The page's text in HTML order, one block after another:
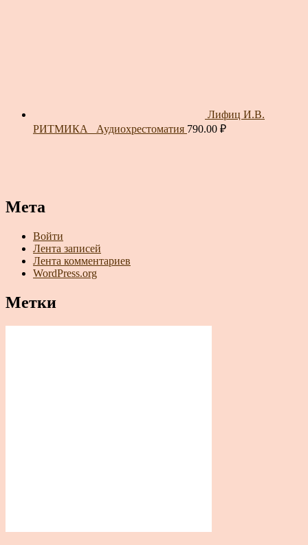
Лифиц И.В.
РИТМИКА_ Аудиохрестоматия 790.00 ₽
Мета
Войти
Лента записей
Лента комментариев
WordPress.org
Метки